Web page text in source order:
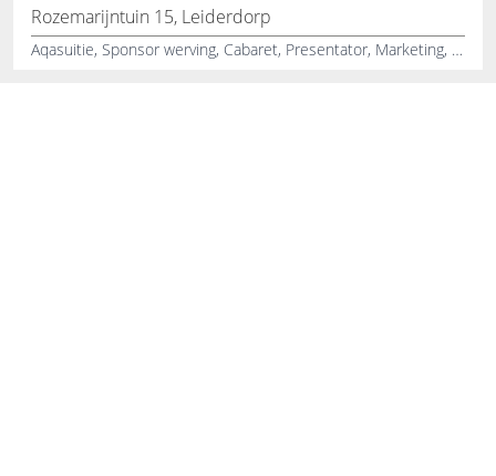
Rozemarijntuin 15, Leiderdorp
Aqasuitie, Sponsor werving, Cabaret, Presentator, Marketing, Public relations, Presentatie